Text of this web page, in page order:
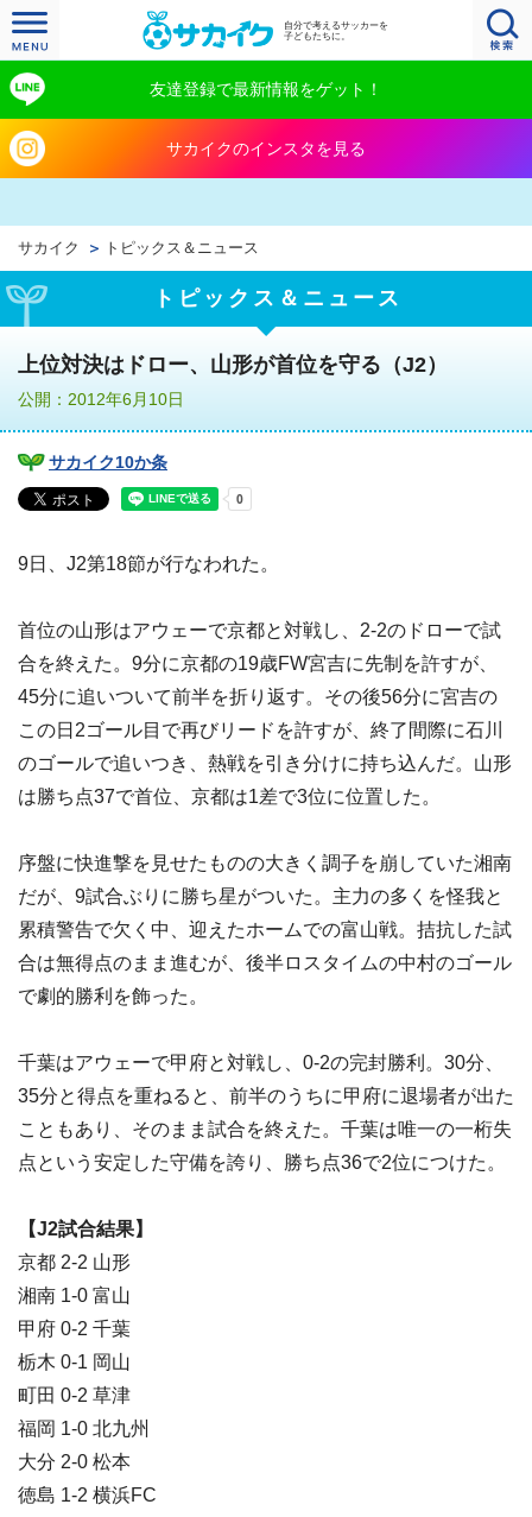
自分で考えるサッカーを
子どもたちに。
友達登録で最新情報をゲット！
サカイクのインスタを見る
サカイク トピックス＆ニュース
トピックス＆ニュース
上位対決はドロー、山形が首位を守る（J2）
公開：2012年6月10日
サカイク10か条
9日、J2第18節が行なわれた。
首位の山形はアウェーで京都と対戦し、2-2のドローで試
合を終えた。9分に京都の19歳FW宮吉に先制を許すが、
45分に追いついて前半を折り返す。その後56分に宮吉の
この日2ゴール目で再びリードを許すが、終了間際に石川
のゴールで追いつき、熱戦を引き分けに持ち込んだ。山形
は勝ち点37で首位、京都は1差で3位に位置した。
序盤に快進撃を見せたものの大きく調子を崩していた湘南
だが、9試合ぶりに勝ち星がついた。主力の多くを怪我と
累積警告で欠く中、迎えたホームでの富山戦。拮抗した試
合は無得点のまま進むが、後半ロスタイムの中村のゴール
で劇的勝利を飾った。
千葉はアウェーで甲府と対戦し、0-2の完封勝利。30分、
35分と得点を重ねると、前半のうちに甲府に退場者が出た
こともあり、そのまま試合を終えた。千葉は唯一の一桁失
点という安定した守備を誇り、勝ち点36で2位につけた。
【J2試合結果】
京都 2-2 山形
湘南 1-0 富山
甲府 0-2 千葉
栃木 0-1 岡山
町田 0-2 草津
福岡 1-0 北九州
大分 2-0 松本
徳島 1-2 横浜FC